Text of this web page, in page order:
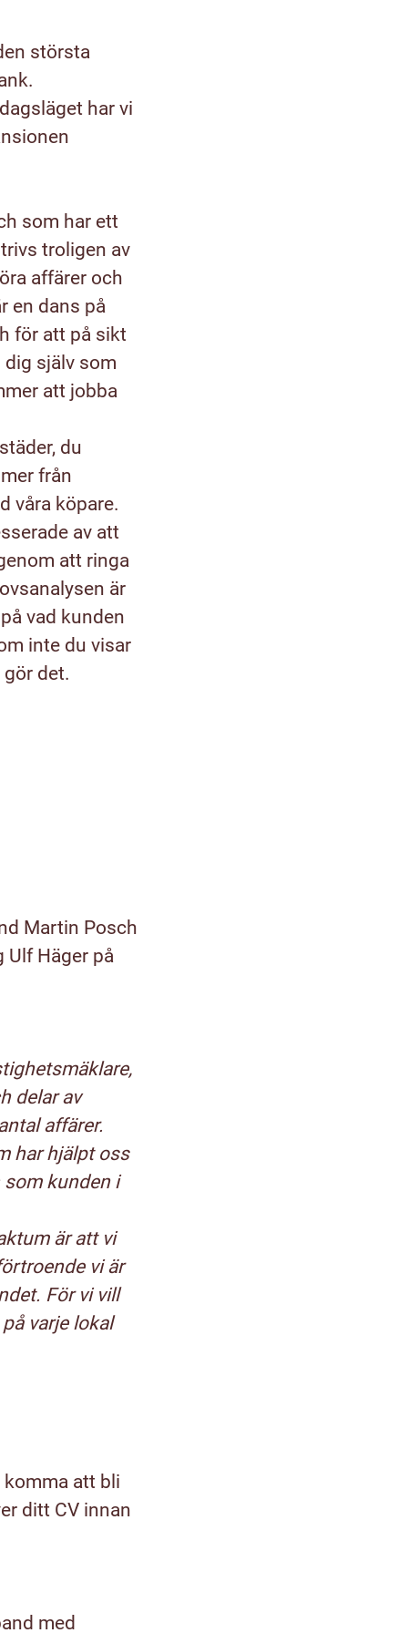
största
har vi
som har ett
troligen av
affärer och
en dans på
för att på sikt
själv som
att jobba
du
från
våra köpare.
av att
att ringa
är
vad kunden
inte du visar
det.
Martin Posch
Ulf Häger på
delar av
affärer.
har hjälpt oss
kunden i
är att vi
vi är
För vi vill
varje lokal
att bli
ditt CV innan
med